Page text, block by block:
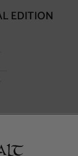
EDITION